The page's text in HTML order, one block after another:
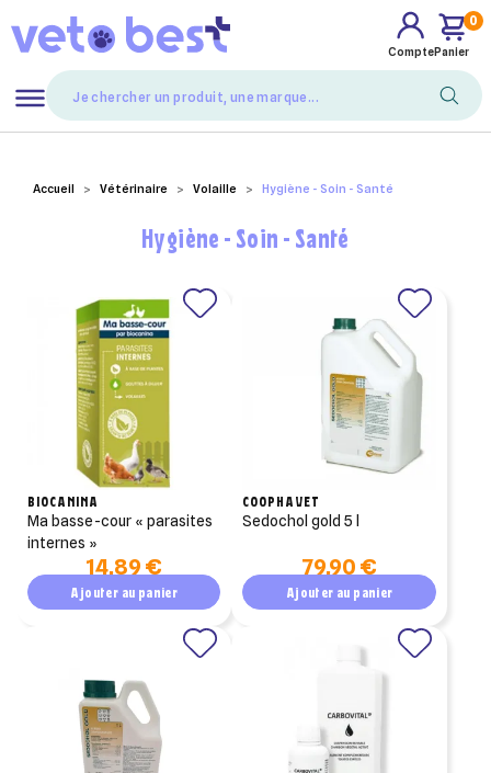
Compte
0
Panier
Accueil Vétérinaire Volaille Hygiène - Soin - Santé
Hygiène - Soin - Santé
BIOCANINA
ma basse-cour « parasites
internes »
14,89 €
Ajouter au panier
COOPHAVET
sedochol gold 5 l
79,90 €
Ajouter au panier